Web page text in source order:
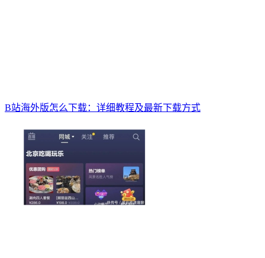
B站海外版怎么下载：详细教程及最新下载方式